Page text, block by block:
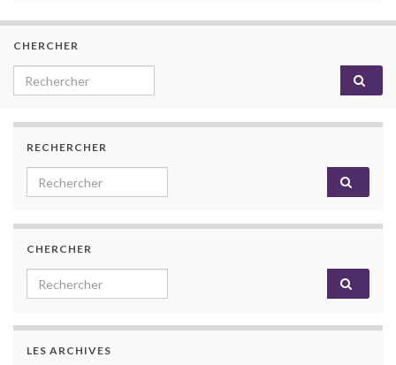
CHERCHER
Search for:
RECHERCHER
Search for:
CHERCHER
Search for:
LES ARCHIVES